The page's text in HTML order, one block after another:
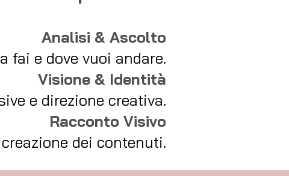
Analisi & Ascolto
fai e dove vuoi andare.
Visione & Identità
e direzione creativa.
Racconto Visivo
dei contenuti.